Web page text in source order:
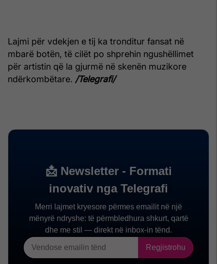
Lajmi për vdekjen e tij ka tronditur fansat në
mbarë botën, të cilët po shprehin ngushëllimet
për artistin që la gjurmë në skenën muzikore
ndërkombëtare. /Telegrafi/